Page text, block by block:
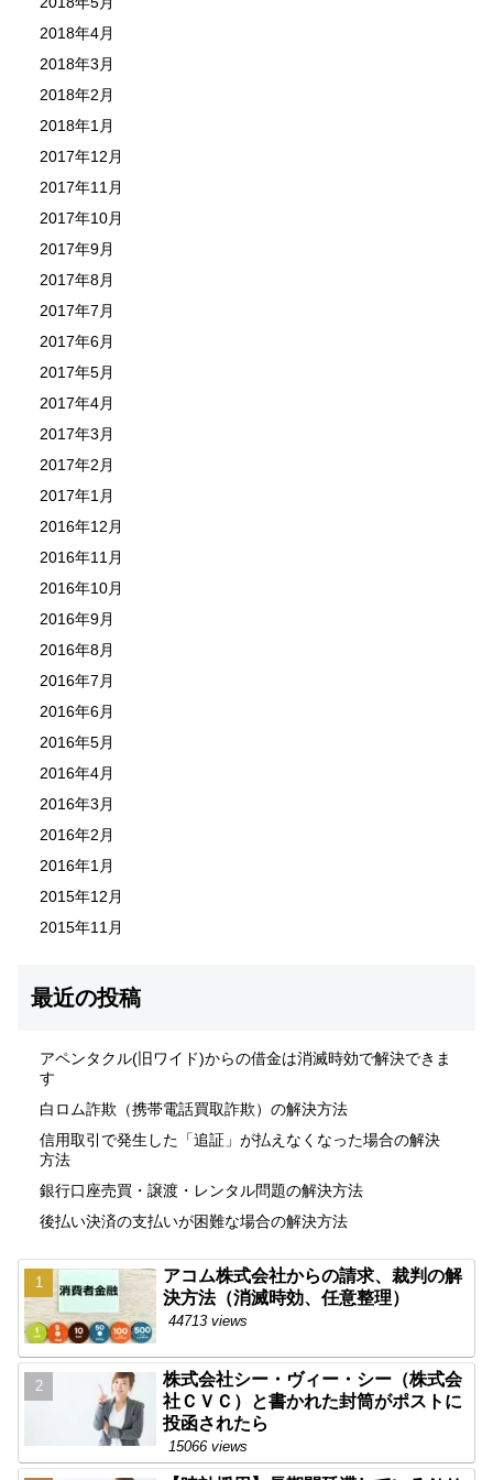
2018年4月
2018年3月
2018年2月
2018年1月
2017年12月
2017年11月
2017年10月
2017年9月
2017年8月
2017年7月
2017年6月
2017年5月
2017年4月
2017年3月
2017年2月
2017年1月
2016年12月
2016年11月
2016年10月
2016年9月
2016年8月
2016年7月
2016年6月
2016年5月
2016年4月
2016年3月
2016年2月
2016年1月
2015年12月
2015年11月
最近の投稿
アペンタクル(旧ワイド)からの借金は消滅時効で解決できま
す
白ロム詐欺（携帯電話買取詐欺）の解決方法
信用取引で発生した「追証」が払えなくなった場合の解決
方法
銀行口座売買・譲渡・レンタル問題の解決方法
後払い決済の支払いが困難な場合の解決方法
アコム株式会社からの請求、裁判の解
決方法（消滅時効、任意整理）
44713 views
株式会社シー・ヴィー・シー（株式会
社ＣＶＣ）と書かれた封筒がポストに
投函されたら
15066 views